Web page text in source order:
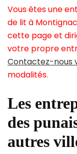
Vous êtes une
de lit à
cette page et
votre propre
Contactez-nous
modalités.
Les
des
autres